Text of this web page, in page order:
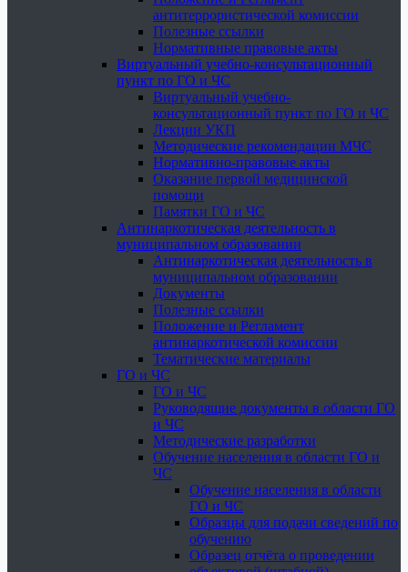
антитеррористической комиссии
Полезные ссылки
Нормативные правовые акты
Виртуальный учебно-консультационный
пункт по ГО и ЧС
Виртуальный учебно-
консультационный пункт по ГО и ЧС
Лекции УКП
Методические рекомендации МЧС
Нормативно-правовые акты
Оказание первой медицинской
помощи
Памятки ГО и ЧС
Антинаркотическая деятельность в
муниципальном образовании
Антинаркотическая деятельность в
муниципальном образовании
Документы
Полезные ссылки
Положение и Регламент
антинаркотической комиссии
Тематические материалы
ГО и ЧС
ГО и ЧС
Руководящие документы в области ГО
и ЧС
Методические разработки
Обучение населения в области ГО и
ЧС
Обучение населения в области
ГО и ЧС
Образцы для подачи сведений по
обучению
Образец отчёта о проведении